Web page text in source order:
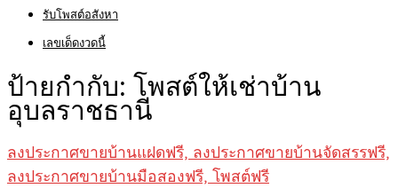
รับโพสต์อสังหา
เลขเด็ดงวดนี้
ป้ายกำกับ: โพสต์ให้เช่าบ้าน
อุบลราชธานี
ลงประกาศขายบ้านแฝดฟรี, ลงประกาศขายบ้านจัดสรรฟรี,
ลงประกาศขายบ้านมือสองฟรี, โพสต์ฟรี